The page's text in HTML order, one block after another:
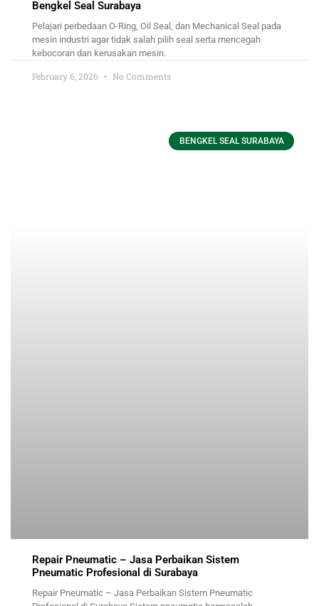
Bengkel Seal Surabaya
Pelajari perbedaan O-Ring, Oil Seal, dan Mechanical Seal pada
mesin industri agar tidak salah pilih seal serta mencegah
kebocoran dan kerusakan mesin.
February 6, 2026 No Comments
BENGKEL SEAL SURABAYA
Repair Pneumatic – Jasa Perbaikan Sistem
Pneumatic Profesional di Surabaya
Repair Pneumatic – Jasa Perbaikan Sistem Pneumatic